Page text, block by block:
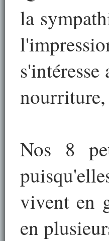
la
nourriture,
Nos 8
vivent en
en